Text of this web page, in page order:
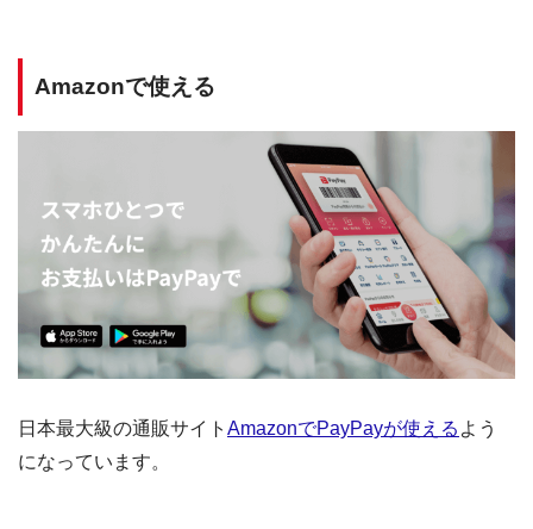
Amazonで使える
日本最大級の通販サイト AmazonでPayPayが使える よう
になっています。